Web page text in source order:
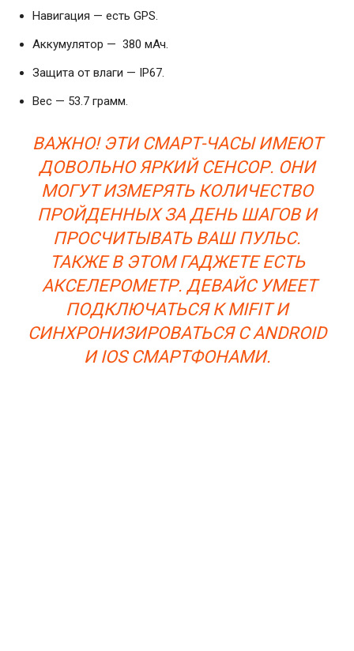
Навигация — есть GPS.
Аккумулятор — 380 мАч.
Защита от влаги — IP67.
Вес — 53.7 грамм.
ВАЖНО! ЭТИ СМАРТ-ЧАСЫ ИМЕЮТ
ДОВОЛЬНО ЯРКИЙ СЕНСОР. ОНИ
МОГУТ ИЗМЕРЯТЬ КОЛИЧЕСТВО
ПРОЙДЕННЫХ ЗА ДЕНЬ ШАГОВ И
ПРОСЧИТЫВАТЬ ВАШ ПУЛЬС.
ТАКЖЕ В ЭТОМ ГАДЖЕТЕ ЕСТЬ
АКСЕЛЕРОМЕТР. ДЕВАЙС УМЕЕТ
ПОДКЛЮЧАТЬСЯ К MIFIT И
СИНХРОНИЗИРОВАТЬСЯ С ANDROID
И IOS СМАРТФОНАМИ.